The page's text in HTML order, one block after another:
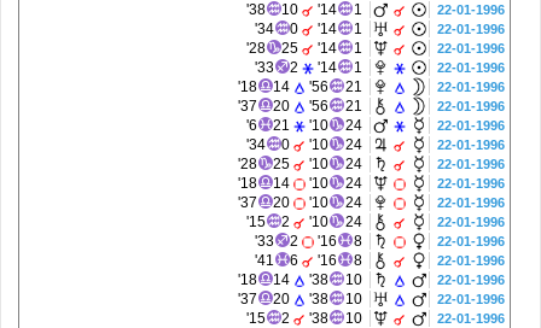
22-01-1996
1
14'
10
38'
22-01-1996
1
14'
0
34'
22-01-1996
1
14'
25
28'
22-01-1996
1
14'
2
33'
22-01-1996
21
56'
14
18'
22-01-1996
21
56'
20
37'
22-01-1996
24
10'
21
6'
22-01-1996
24
10'
0
34'
22-01-1996
24
10'
25
28'
22-01-1996
24
10'
14
18'
22-01-1996
24
10'
20
37'
22-01-1996
24
10'
2
15'
22-01-1996
8
16'
2
33'
22-01-1996
8
16'
6
41'
22-01-1996
10
38'
14
18'
22-01-1996
10
38'
20
37'
22-01-1996
10
38'
2
15'